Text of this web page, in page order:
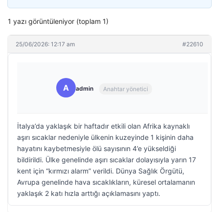
1 yazı görüntüleniyor (toplam 1)
25/06/2026: 12:17 am #22610
A admin Anahtar yönetici
İtalya’da yaklaşık bir haftadır etkili olan Afrika kaynaklı
aşırı sıcaklar nedeniyle ülkenin kuzeyinde 1 kişinin daha
hayatını kaybetmesiyle ölü sayısının 4’e yükseldiği
bildirildi. Ülke genelinde aşırı sıcaklar dolayısıyla yarın 17
kent için “kırmızı alarm” verildi. Dünya Sağlık Örgütü,
Avrupa genelinde hava sıcaklıkların, küresel ortalamanın
yaklaşık 2 katı hızla arttığı açıklamasını yaptı.